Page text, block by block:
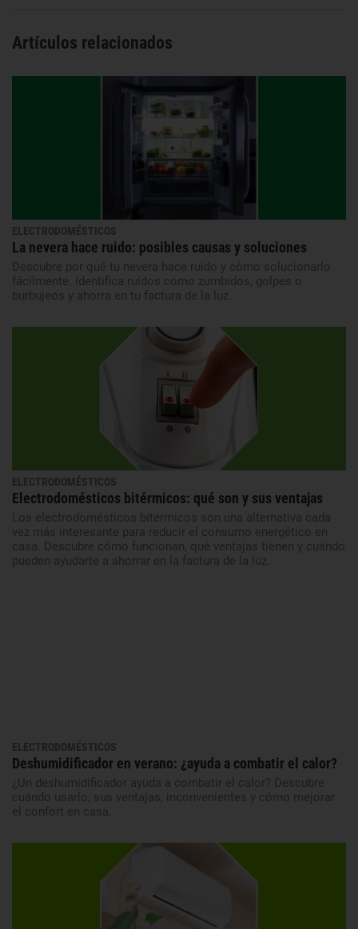
Artículos relacionados
ELECTRODOMÉSTICOS
La nevera hace ruido: posibles causas y soluciones
Descubre por qué tu nevera hace ruido y cómo solucionarlo
fácilmente. Identifica ruidos como zumbidos, golpes o
burbujeos y ahorra en tu factura de la luz.
ELECTRODOMÉSTICOS
Electrodomésticos bitérmicos: qué son y sus ventajas
Los electrodomésticos bitérmicos son una alternativa cada
vez más interesante para reducir el consumo energético en
casa. Descubre cómo funcionan, qué ventajas tienen y cuándo
pueden ayudarte a ahorrar en la factura de la luz.
ELECTRODOMÉSTICOS
Deshumidificador en verano: ¿ayuda a combatir el calor?
¿Un deshumidificador ayuda a combatir el calor? Descubre
cuándo usarlo, sus ventajas, inconvenientes y cómo mejorar
el confort en casa.